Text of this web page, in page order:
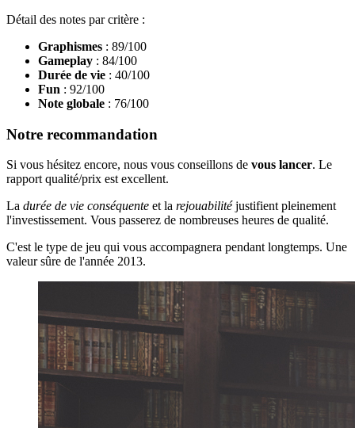
Détail des notes par critère :
Graphismes : 89/100
Gameplay : 84/100
Durée de vie : 40/100
Fun : 92/100
Note globale : 76/100
Notre recommandation
Si vous hésitez encore, nous vous conseillons de vous lancer. Le
rapport qualité/prix est excellent.
La durée de vie conséquente et la rejouabilitéjustifient pleinement
l'investissement. Vous passerez de nombreuses heures de qualité.
C'est le type de jeu qui vous accompagnera pendant longtemps. Une
valeur sûre de l'année 2013.